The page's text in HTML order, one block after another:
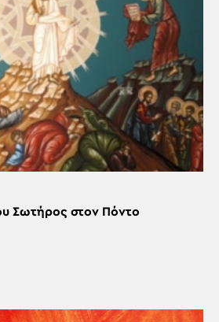
Σωτήρος στον Πόντο